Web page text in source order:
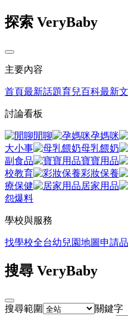
探索 VeryBaby
主要內容
首頁最新話題育兒百科最新
討論看板
閒聊 孕媽咪
大小事
母乳餵奶
副食品
寶寶用品
校教育
彩妝保養
療保健
居家用品
怨爆料
學校與服務
找學校全台幼兒園地圖 申請
搜尋 VeryBaby
搜尋範圍 關鍵字